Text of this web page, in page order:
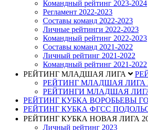
Командный рейтинг 2023-2024
Регламент 2022-2023
Составы команд 2022-2023
Личные рейтинги 2022-2023
Командный рейтинг 2022-2023
Составы команд 2021-2022
Личный рейтинг 2021-2022
Командный рейтинг 2021-2022
РЕЙТИНГ МЛАДШАЯ ЛИГА
РЕЙТИНГ МЛАДШАЯ ЛИГА
РЕЙТИНГИ МЛАДШАЯ ЛИГА
РЕЙТИНГ КУБКА ВОРОБЬЕВЫ
РЕЙТИНГ КУБКА ФГСС
РЕЙТИНГ КУБКА НОВАЯ ЛИГА
Личный рейтинг 2023